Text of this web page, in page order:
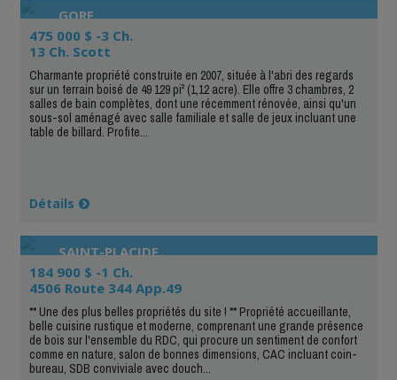
GORE
475 000 $ -3 Ch.
13 Ch. Scott
Charmante propriété construite en 2007, située à l'abri des regards
sur un terrain boisé de 49 129 pi² (1,12 acre). Elle offre 3 chambres, 2
salles de bain complètes, dont une récemment rénovée, ainsi qu'un
sous-sol aménagé avec salle familiale et salle de jeux incluant une
table de billard. Profite...
Détails
SAINT-PLACIDE
184 900 $ -1 Ch.
4506 Route 344 App.49
** Une des plus belles propriétés du site ! ** Propriété accueillante,
belle cuisine rustique et moderne, comprenant une grande présence
de bois sur l'ensemble du RDC, qui procure un sentiment de confort
comme en nature, salon de bonnes dimensions, CAC incluant coin-
bureau, SDB conviviale avec douch...